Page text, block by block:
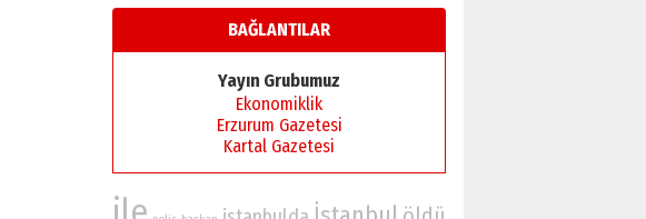
BAĞLANTILAR
Yayın Grubumuz
Ekonomiklik
Erzurum Gazetesi
Kartal Gazetesi